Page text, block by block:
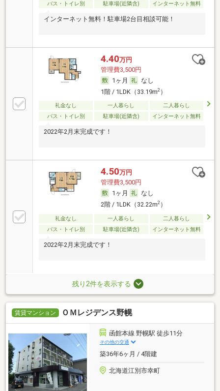
バス・トイレ別
駐車場(近隣含) インターネット無料
インターネット無料！駐車場2台目相談可能！
4.40万円
管理費3,500円
1ヶ月
なし
1階 / 1LDK（33.19m2）
礼金なし 一人暮らし
二人暮らし
バス・トイレ別
駐車場(近隣含) インターネット無料
2022年2月末完成です！
4.50万円
管理費3,500円
1ヶ月
なし
2階 / 1LDK（32.22m2）
礼金なし 一人暮らし
二人暮らし
バス・トイレ別
駐車場(近隣含) インターネット無料
2022年2月末完成です！
残り2件を表示する
賃貸マンション ＯＭレジデンス野幌
函館本線 野幌駅 徒歩11分
その他の交通
築36年6ヶ月 / 4階建
北海道江別市幸町